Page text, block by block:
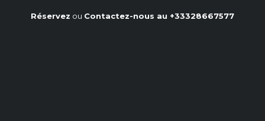
Réservez ou Contactez-nous au +33328667577